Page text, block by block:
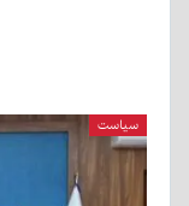
سیاست